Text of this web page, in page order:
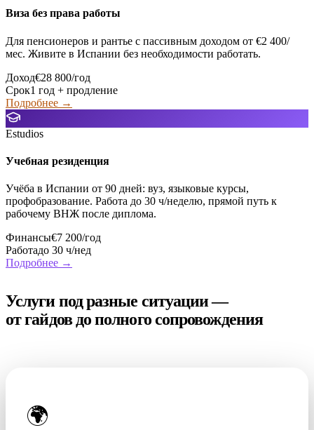
Виза без права работы
Для пенсионеров и рантье с пассивным доходом от €2 400/
мес. Живите в Испании без необходимости работать.
Доход€28 800/год
Срок1 год + продление
Подробнее →
Estudios
Учебная резиденция
Учёба в Испании от 90 дней: вуз, языковые курсы,
профобразование. Работа до 30 ч/неделю, прямой путь к
рабочему ВНЖ после диплома.
Финансы€7 200/год
Работадо 30 ч/нед
Подробнее →
Услуги под разные ситуации —
от гайдов до полного сопровождения
🌍